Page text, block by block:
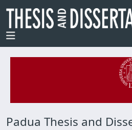
Padua Thesis and